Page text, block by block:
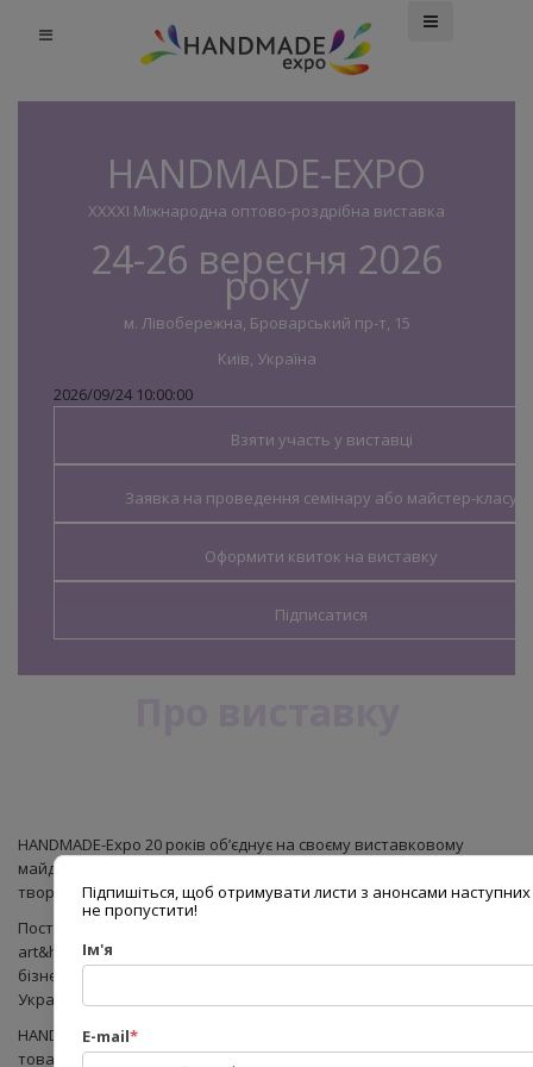
HANDMADE-EXPO
XXXXI Міжнародна оптово-роздрібна виставка
24-26 вересня 2026
року
м. Лівобережна, Броварський пр-т, 15
Київ, Україна
2026/09/24 10:00:00
Взяти участь у виставці
Заявка на проведення семінару або майстер-класу
Оформити квиток на виставку
Підписатися
HANDMADE-Expo 20 років об’єднує на своєму виставковому
майданчику виробників і дистриб’юторів товарів для рукоділля,
творчого хобі, дитячої творчості та художніх матеріалів.
Постійне ефективне співробітництво з лідерами ринку
art&hobby і успішну участь компаній, які розпочинають свій
бізнес, демонструють зростання популярності цієї сфери в
Україні.
HANDMADE-Expo це можливість вийти на український ринок
товарів для рукоділля і творчості, значно збільшити продажі,
Підпишіться, щоб отримувати листи з анонсами наступних
не пропустити!
Ім'я
E-mail*